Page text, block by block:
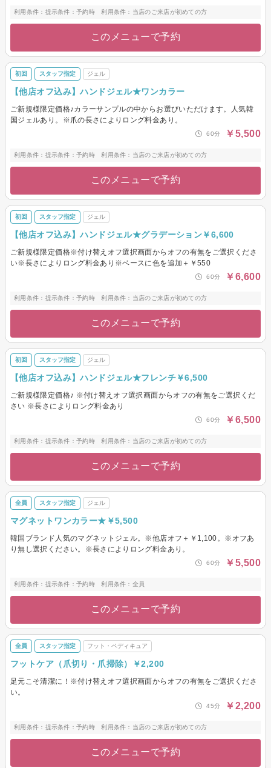
利用条件：提示条件：予約時 利用条件：当店のご来店が初めての方
このメニューで予約
初回 スタッフ指定 ジェル
【他店オフ込み】ハンドジェル★ワンカラー
ご新規様限定価格♪カラーサンプルの中からお選びいただけます。人気韓
国ジェルあり。※爪の長さによりロング料金あり。
60分 ￥5,500
利用条件：提示条件：予約時 利用条件：当店のご来店が初めての方
このメニューで予約
初回 スタッフ指定 ジェル
【他店オフ込み】ハンドジェル★グラデーション￥6,600
ご新規様限定価格※付け替えオフ選択画面からオフの有無をご選択くださ
い※長さによりロング料金あり※ベースに色を追加＋￥550
60分 ￥6,600
利用条件：提示条件：予約時 利用条件：当店のご来店が初めての方
このメニューで予約
初回 スタッフ指定 ジェル
【他店オフ込み】ハンドジェル★フレンチ￥6,500
ご新規様限定価格♪ ※付け替えオフ選択画面からオフの有無をご選択くだ
さい ※長さによりロング料金あり
60分 ￥6,500
利用条件：提示条件：予約時 利用条件：当店のご来店が初めての方
このメニューで予約
全員 スタッフ指定 ジェル
マグネットワンカラー★￥5,500
韓国ブランド人気のマグネットジェル。※他店オフ＋￥1,100。※オフあ
り無し選択ください。※長さによりロング料金あり。
60分 ￥5,500
利用条件：提示条件：予約時 利用条件：全員
このメニューで予約
全員 スタッフ指定 フット・ペディキュア
フットケア（爪切り・爪掃除）￥2,200
足元こそ清潔に！※付け替えオフ選択画面からオフの有無をご選択くださ
い。
45分 ￥2,200
利用条件：提示条件：予約時 利用条件：当店のご来店が初めての方
このメニューで予約